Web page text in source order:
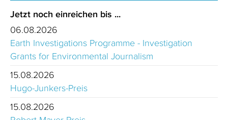
Jetzt noch einreichen bis ...
06.08.2026
Earth Investigations Programme - Investigation
Grants for Environmental Journalism
15.08.2026
Hugo-Junkers-Preis
15.08.2026